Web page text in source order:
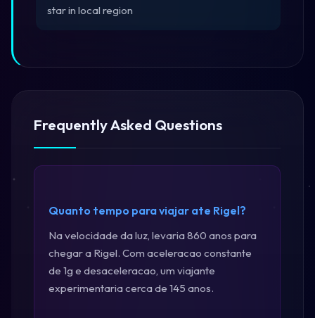
star in local region
Frequently Asked Questions
Quanto tempo para viajar ate Rigel?
Na velocidade da luz, levaria 860 anos para
chegar a Rigel. Com aceleracao constante
de 1g e desaceleracao, um viajante
experimentaria cerca de 145 anos.